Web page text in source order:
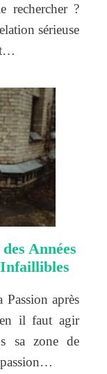
?
sérieuse
Années
après
il faut agir
sa zone de
passion…